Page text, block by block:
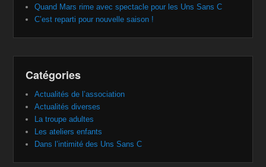
Quand Mars rime avec spectacle pour les Uns Sans C
C’est reparti pour nouvelle saison !
Catégories
Actualités de l’association
Actualités diverses
La troupe adultes
Les ateliers enfants
Dans l’intimité des Uns Sans C